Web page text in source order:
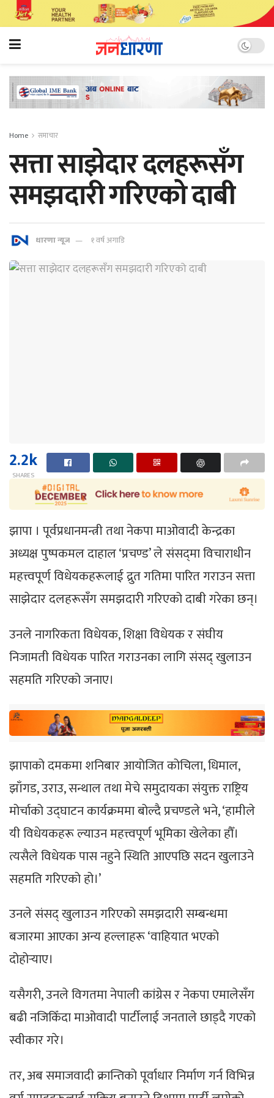
Home समाचार
सत्ता साझेदार दलहरूसँग
समझदारी गरिएको दाबी
धारणा न्यूज १ वर्ष अगाडि
2.2k
SHARES
झापा । पूर्वप्रधानमन्त्री तथा नेकपा माओवादी केन्द्रका
अध्यक्ष पुष्पकमल दाहाल ‘प्रचण्ड’ ले संसद्‌मा विचाराधीन
महत्त्वपूर्ण विधेयकहरूलाई द्रुत गतिमा पारित गराउन सत्ता
साझेदार दलहरूसँग समझदारी गरिएको दाबी गरेका छन्।
उनले नागरिकता विधेयक, शिक्षा विधेयक र संघीय
निजामती विधेयक पारित गराउनका लागि संसद् खुलाउन
सहमति गरिएको जनाए।
झापाको दमकमा शनिबार आयोजित कोचिला, धिमाल,
झाँगड, उराउ, सन्थाल तथा मेचे समुदायका संयुक्त राष्ट्रिय
मोर्चाको उद्घाटन कार्यक्रममा बोल्दै प्रचण्डले भने, ‘हामीले
यी विधेयकहरू ल्याउन महत्त्वपूर्ण भूमिका खेलेका हौँ।
त्यसैले विधेयक पास नहुने स्थिति आएपछि सदन खुलाउने
सहमति गरिएको हो।’
उनले संसद् खुलाउन गरिएको समझदारी सम्बन्धमा
बजारमा आएका अन्य हल्लाहरू ‘वाहियात भएको
दोहोर्‍याए।
यसैगरी, उनले विगतमा नेपाली कांग्रेस र नेकपा एमालेसँग
बढी नजिकिँदा माओवादी पार्टीलाई जनताले छाड्दै गएको
स्वीकार गरे।
तर, अब समाजवादी क्रान्तिको पूर्वाधार निर्माण गर्न विभिन्न